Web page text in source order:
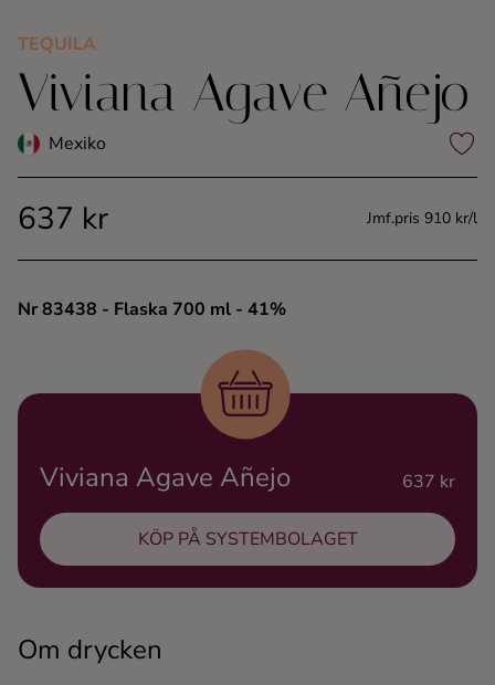
Konjak
Likör
Shots
Ingredienser
TEQUILA
Viviana Agave Añejo
Mexiko
637 kr Jmf.pris 910 kr/l
Nr 83438 - Flaska 700 ml - 41%
Om drycken
Viviana Agave Añejo 637 kr
KÖP PÅ SYSTEMBOLAGET